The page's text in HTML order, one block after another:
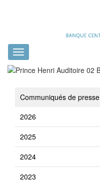
Toggle
navigation
Communiqués de presse
2026
2025
2024
2023